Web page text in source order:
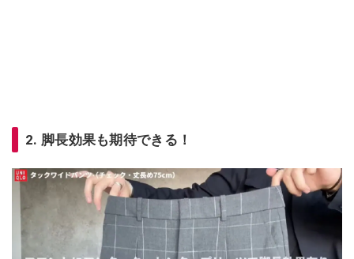
2. 脚長効果も期待できる！